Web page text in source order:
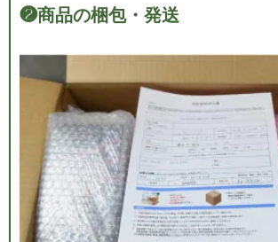
❷商品の梱包・発送